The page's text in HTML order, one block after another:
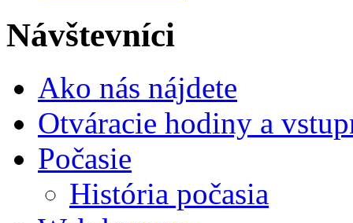
Návštevníci
Ako nás nájdete
Otváracie hodiny a
Počasie
História počasia